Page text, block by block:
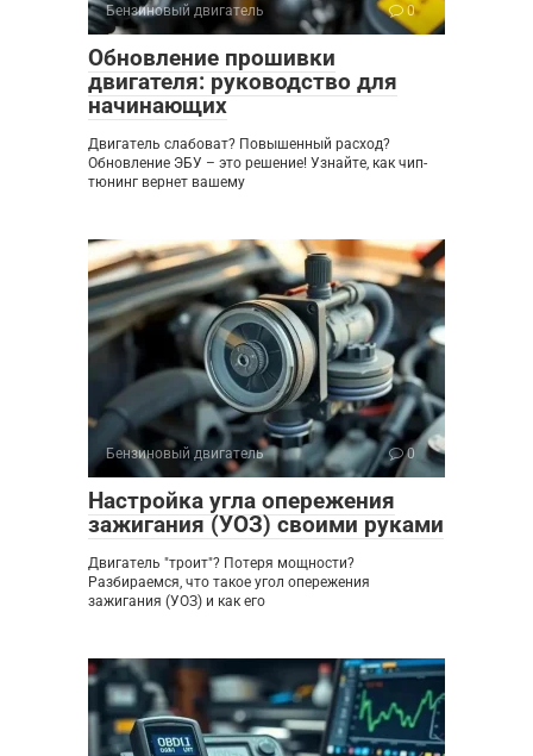
Бензиновый двигатель 0
Обновление прошивки
двигателя: руководство для
начинающих
Двигатель слабоват? Повышенный расход?
Обновление ЭБУ – это решение! Узнайте, как чип-
тюнинг вернет вашему
Бензиновый двигатель 0
Настройка угла опережения
зажигания (УОЗ) своими руками
Двигатель "троит"? Потеря мощности?
Разбираемся, что такое угол опережения
зажигания (УОЗ) и как его